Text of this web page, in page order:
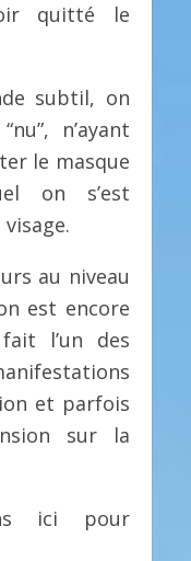
quitté le
subtil, on
n’ayant
le masque
on s’est
au niveau
est encore
l’un des
et parfois
sur la
ici pour